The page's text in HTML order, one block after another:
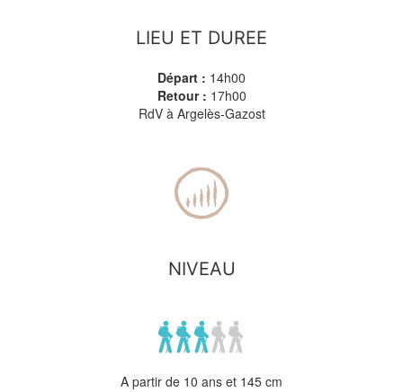
LIEU ET DUREE
Départ : 14h00
Retour : 17h00
RdV à Argelès-Gazost
NIVEAU
A partir de 10 ans et 145 cm